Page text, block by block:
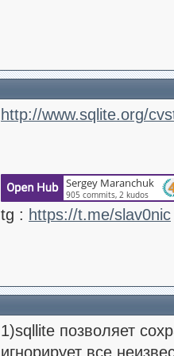
http://www.sqlite.org/
tg : https://t.me/slav0nic
1)sqllite позволяет
игнорирует все